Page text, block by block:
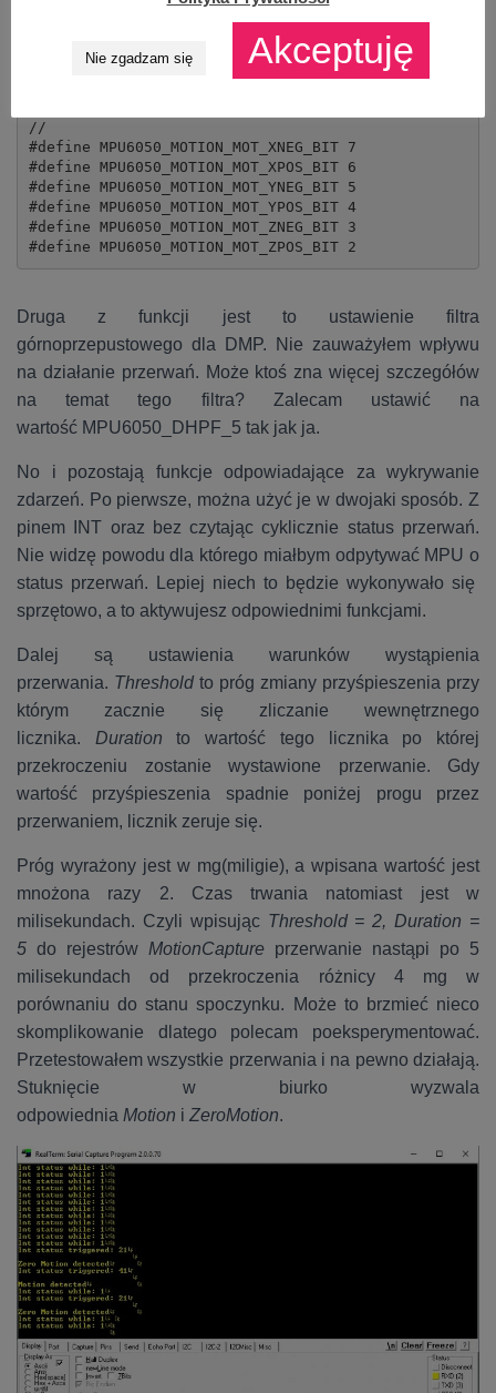
//
#define MPU6050_MOTION_MOT_XNEG_BIT 7
#define MPU6050_MOTION_MOT_XPOS_BIT 6
#define MPU6050_MOTION_MOT_YNEG_BIT 5
#define MPU6050_MOTION_MOT_YPOS_BIT 4
#define MPU6050_MOTION_MOT_ZNEG_BIT 3
#define MPU6050_MOTION_MOT_ZPOS_BIT 2
Druga z funkcji jest to ustawienie filtra
górnoprzepustowego dla DMP. Nie zauważyłem wpływu
na działanie przerwań. Może ktoś zna więcej szczegółów
na temat tego filtra? Zalecam ustawić na
wartość MPU6050_DHPF_5 tak jak ja.
No i pozostają funkcje odpowiadające za wykrywanie
zdarzeń. Po pierwsze, można użyć je w dwojaki sposób. Z
pinem INT oraz bez czytając cyklicznie status przerwań.
Nie widzę powodu dla którego miałbym odpytywać MPU o
status przerwań. Lepiej niech to będzie wykonywało się
sprzętowo, a to aktywujesz odpowiednimi funkcjami.
Dalej są ustawienia warunków wystąpienia
przerwania. Threshold to próg zmiany przyśpieszenia przy
którym zacznie się zliczanie wewnętrznego
licznika. Duration to wartość tego licznika po której
przekroczeniu zostanie wystawione przerwanie. Gdy
wartość przyśpieszenia spadnie poniżej progu przez
przerwaniem, licznik zeruje się.
Próg wyrażony jest w mg(miligie), a wpisana wartość jest
mnożona razy 2. Czas trwania natomiast jest w
milisekundach. Czyli wpisując Threshold = 2, Duration =
5 do rejestrów MotionCapture przerwanie nastąpi po 5
milisekundach od przekroczenia różnicy 4 mg w
porównaniu do stanu spoczynku. Może to brzmieć nieco
skomplikowanie dlatego polecam poeksperymentować.
Przetestowałem wszystkie przerwania i na pewno działają.
Stuknięcie w biurko wyzwala
odpowiednia Motion i ZeroMotion.
Nie zgadzam się Akceptuję